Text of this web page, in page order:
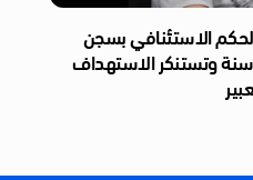
الاستئنافي بسجن
وتستنكر الاستهداف